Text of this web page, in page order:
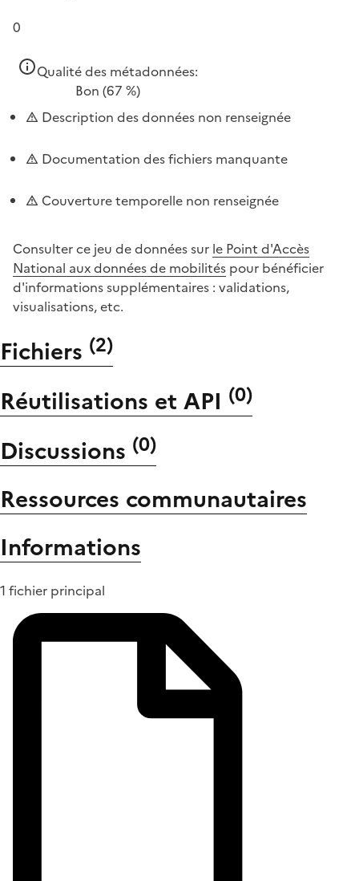
0
Qualité des métadonnées:
Bon (67 %)
Description des données non renseignée
Documentation des fichiers manquante
Couverture temporelle non renseignée
Consulter ce jeu de données sur le Point d'Accès
National aux données de mobilités pour bénéficier
d'informations supplémentaires : validations,
visualisations, etc.
Fichiers (2)
Réutilisations et API (0)
Discussions (0)
Ressources communautaires
Informations
1 fichier principal